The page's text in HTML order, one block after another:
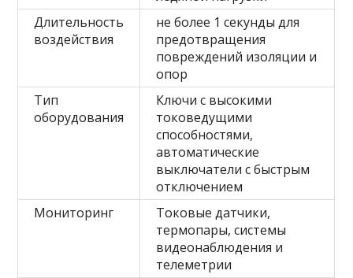
Длительность
воздействия
не более 1 секунды для
предотвращения
повреждений изоляции и
опор
Тип
оборудования
Ключи с высокими
токоведущими
способностями,
автоматические
выключатели с быстрым
отключением
Мониторинг
Токовые датчики,
термопары, системы
видеонаблюдения и
телеметрии